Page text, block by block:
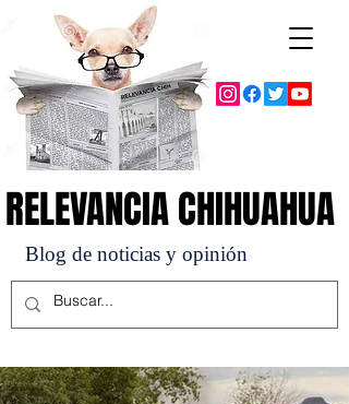
Blog de noticias y opinión
RELEVANCIA CHIHUAHUA
RELEVANCIA CHIHUAHUA